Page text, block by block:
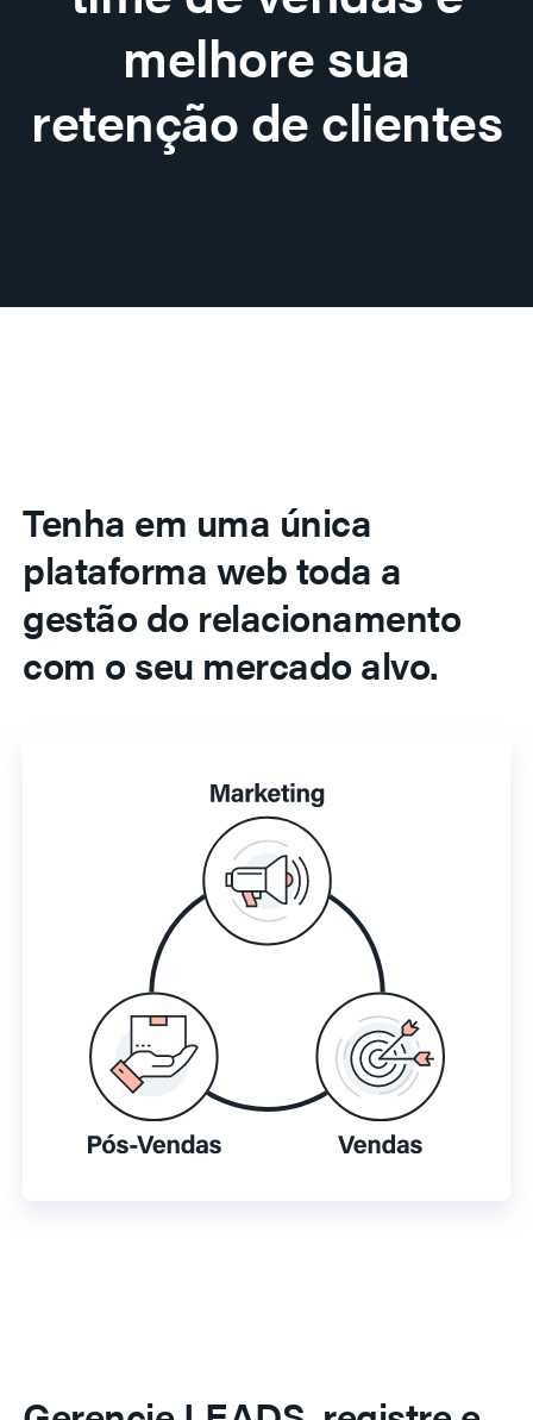
melhore sua
retenção de clientes
Tenha em uma única
plataforma web toda a
gestão do relacionamento
com o seu mercado alvo.